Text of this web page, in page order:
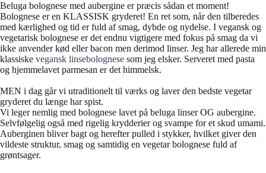
Beluga bolognese med aubergine er præcis sådan et moment!
Bolognese er en KLASSISK gryderet! En ret som, når den tilberedes
med kærlighed og tid er fuld af smag, dybde og nydelse. I vegansk og
vegetarisk bolognese er det endnu vigtigere med fokus på smag da vi
ikke anvender kød eller bacon men derimod linser. Jeg har allerede min
klassiske vegansk linsebolognese som jeg elsker. Serveret med pasta
og hjemmelavet parmesan er det himmelsk.
MEN i dag går vi utraditionelt til værks og laver den bedste vegetar
gryderet du længe har spist.
Vi leger nemlig med bolognese lavet på beluga linser OG aubergine.
Selvfølgelig også med rigelig krydderier og svampe for et skud umami.
Auberginen bliver bagt og herefter pulled i stykker, hvilket giver den
vildeste struktur, smag og samtidig en vegetar bolognese fuld af
grøntsager.